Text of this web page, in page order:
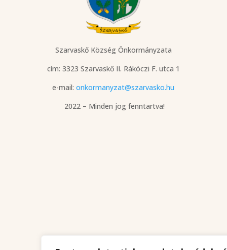
Szarvaskő Község Önkormányzata
cím: 3323 Szarvaskő II. Rákóczi F. utca 1
e-mail:onkormanyzat@szarvasko.hu
2022 – Minden jog fenntartva!